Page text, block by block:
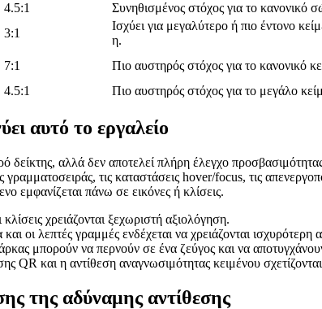
4.5:1
Συνηθισμένος στόχος για το κανονικό
3:1
Ισχύει για μεγαλύτερο ή πιο έντονο
η.
7:1
Πιο αυστηρός στόχος για το κανονικό
4.5:1 Πιο αυστηρός στόχος για το μεγάλο
αυτό το εργαλείο
δείκτης, αλλά δεν αποτελεί πλήρη έλεγχο
γραμματοσειράς, τις καταστάσεις hover/focus, τις
εμφανίζεται πάνω σε εικόνες ή κλίσεις.
χρειάζονται ξεχωριστή αξιολόγηση.
και οι λεπτές γραμμές ενδέχεται να χρειάζονται ισχυρότερη
μπορούν να περνούν σε ένα ζεύγος και να
QR και η αντίθεση αναγνωσιμότητας κειμένου
της αδύναμης αντίθεσης